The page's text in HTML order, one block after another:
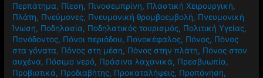
Περπάτημα, Πίεση, Πινοσεμπρίνη, Πλαστική Χειρουργική,
Πλάτη, Πνεύμονες, Πνευμονική θρομβοεμβολή, Πνευμονική
Ίνωση, Ποδηλασία, Ποδηλατικός τουρισμός, Πολιτική Υγείας,
Πονόδοντος, Πόνοι περιόδου, Πονοκέφαλος, Πόνος, Πόνος
στα γόνατα, Πόνος στη μέση, Πόνος στην πλάτη, Πόνος στον
αυχένα, Πόσιμο νερό, Πράσινα λαχανικά, Πρεσβυωπία,
Προβιοτικά, Προδιαβήτης, Προκαταλήψεις, Προπόνηση,